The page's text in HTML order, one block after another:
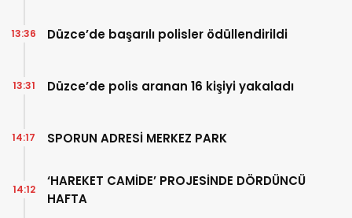
Düzce’de başarılı polisler ödüllendirildi
13:36
Düzce’de polis aranan 16 kişiyi yakaladı
13:31
SPORUN ADRESİ MERKEZ PARK
14:17
‘HAREKET CAMİDE’ PROJESİNDE DÖRDÜNCÜ
HAFTA
14:12